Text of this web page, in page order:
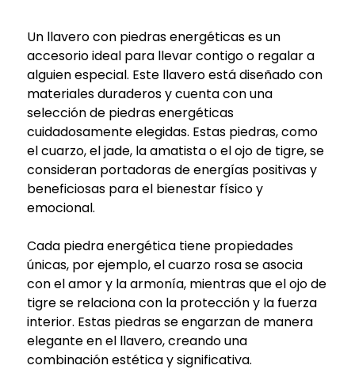
Un llavero con piedras energéticas es un
accesorio ideal para llevar contigo o regalar a
alguien especial. Este llavero está diseñado con
materiales duraderos y cuenta con una
selección de piedras energéticas
cuidadosamente elegidas. Estas piedras, como
el cuarzo, el jade, la amatista o el ojo de tigre, se
consideran portadoras de energías positivas y
beneficiosas para el bienestar físico y
emocional.
Cada piedra energética tiene propiedades
únicas, por ejemplo, el cuarzo rosa se asocia
con el amor y la armonía, mientras que el ojo de
tigre se relaciona con la protección y la fuerza
interior. Estas piedras se engarzan de manera
elegante en el llavero, creando una
combinación estética y significativa.